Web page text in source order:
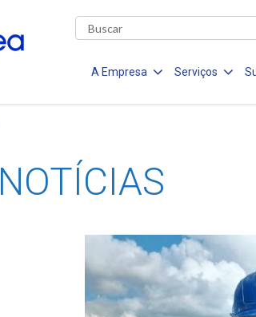
A Empresa Serviços
NOTÍCIAS